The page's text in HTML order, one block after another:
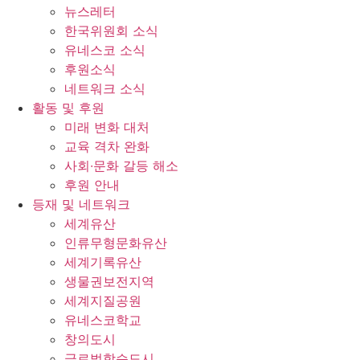
뉴스레터
한국위원회 소식
유네스코 소식
후원소식
네트워크 소식
활동 및 후원
미래 변화 대처
교육 격차 완화
사회∙문화 갈등 해소
후원 안내
등재 및 네트워크
세계유산
인류무형문화유산
세계기록유산
생물권보전지역
세계지질공원
유네스코학교
창의도시